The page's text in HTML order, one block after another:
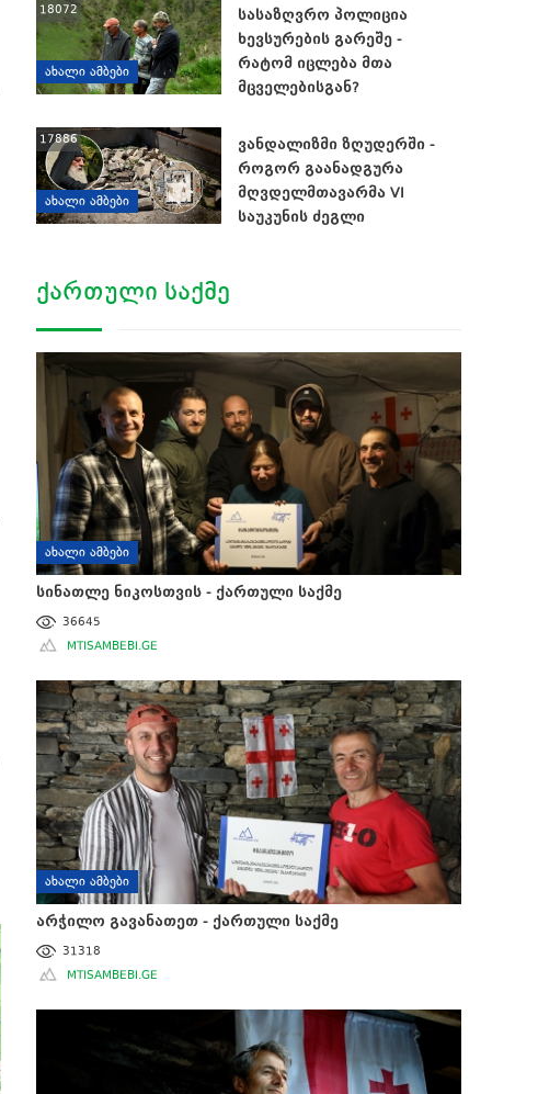
ᲐᲮᲐᲚᲘ ᲐᲛᲑᲔᲑᲘ
18072
სასაზღვრო პოლიცია
ხევსურების გარეშე -
რატომ იცლება მთა
მცველებისგან?
ᲐᲮᲐᲚᲘ ᲐᲛᲑᲔᲑᲘ
17886
ვანდალიზმი ზღუდერში -
როგორ გაანადგურა
მღვდელმთავარმა VI
საუკუნის ძეგლი
ᲥᲐᲠᲗᲣᲚᲘ ᲡᲐᲥᲛᲔ
ᲐᲮᲐᲚᲘ ᲐᲛᲑᲔᲑᲘ
სინათლე ნიკოსთვის - ქართული საქმე
36645
MTISAMBEBI.GE
ᲐᲮᲐᲚᲘ ᲐᲛᲑᲔᲑᲘ
არჭილო გავანათეთ - ქართული საქმე
31318
MTISAMBEBI.GE